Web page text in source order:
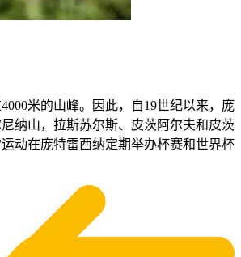
米的山峰。因此，自19世纪以来，庞
纳山，拉斯苏尔斯、皮茨阿尔夫和皮茨
动在庞特雷西纳定期举办杯赛和世界杯